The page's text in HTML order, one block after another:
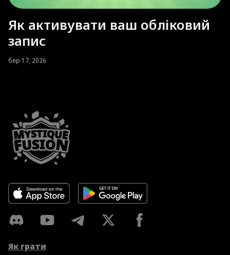
Як активувати ваш обліковий
запис
бер 17, 2026
Як грати